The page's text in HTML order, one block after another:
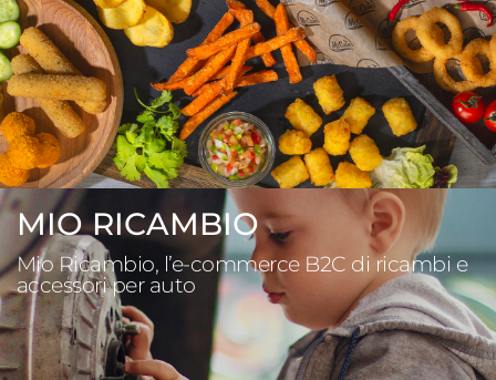
MIO RICAMBIO
Mio Ricambio, l’e-commerce B2C di ricambi e
accessori per auto